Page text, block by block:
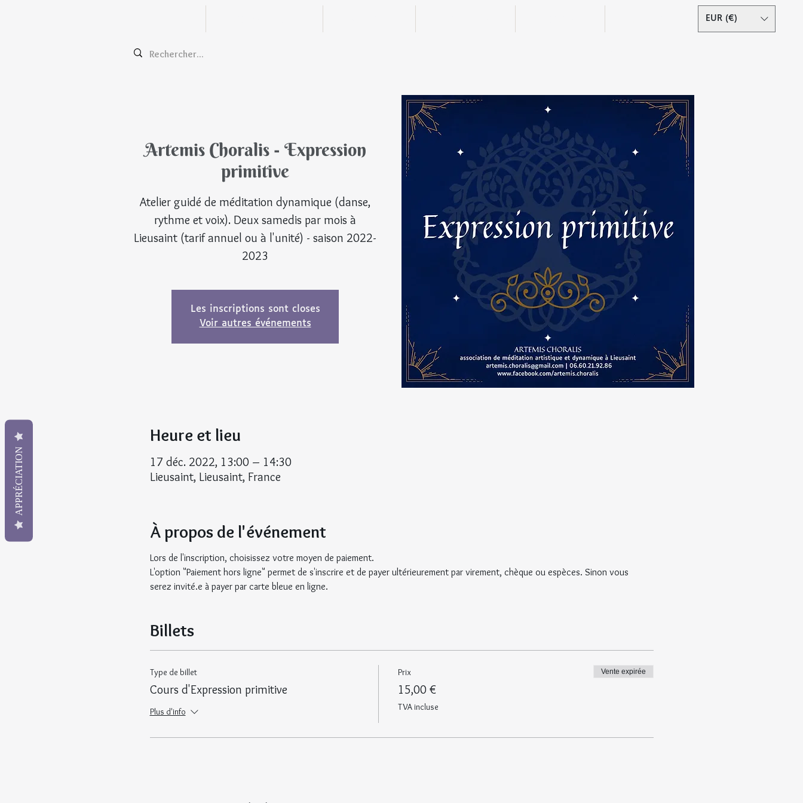
EUR (€)
Artemis Choralis - Expression
primitive
Atelier guidé de méditation dynamique (danse,
rythme et voix). Deux samedis par mois à
Lieusaint (tarif annuel ou à l'unité) - saison 2022-
Les inscriptions sont closes
Voir autres événements
Heure et lieu
17 déc. 2022, 13:00 – 14:30
Lieusaint, Lieusaint, France
À propos de l'événement
Lors de l'inscription, choisissez votre moyen de paiement.
L'option "Paiement hors ligne" permet de s'inscrire et de payer ultérieurement par virement, chèque ou espèces. Sinon vous
serez invité.e à payer par carte bleue en ligne.
Billets
Type de billet
Cours d'Expression primitive
Plus d'info
Prix
15,00 €
TVA incluse
Vente expirée
© Tous droits réservés
APPRÉCIATION